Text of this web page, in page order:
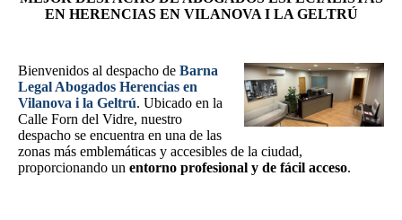
EN HERENCIAS EN VILANOVA I LA GELTRÚ
Bienvenidos al despacho de Barna
Legal Abogados Herencias en
Vilanova i la Geltrú. Ubicado en la
Calle Forn del Vidre, nuestro
despacho se encuentra en una de las
zonas más emblemáticas y accesibles de la ciudad,
proporcionando un entorno profesional y de fácil acceso.